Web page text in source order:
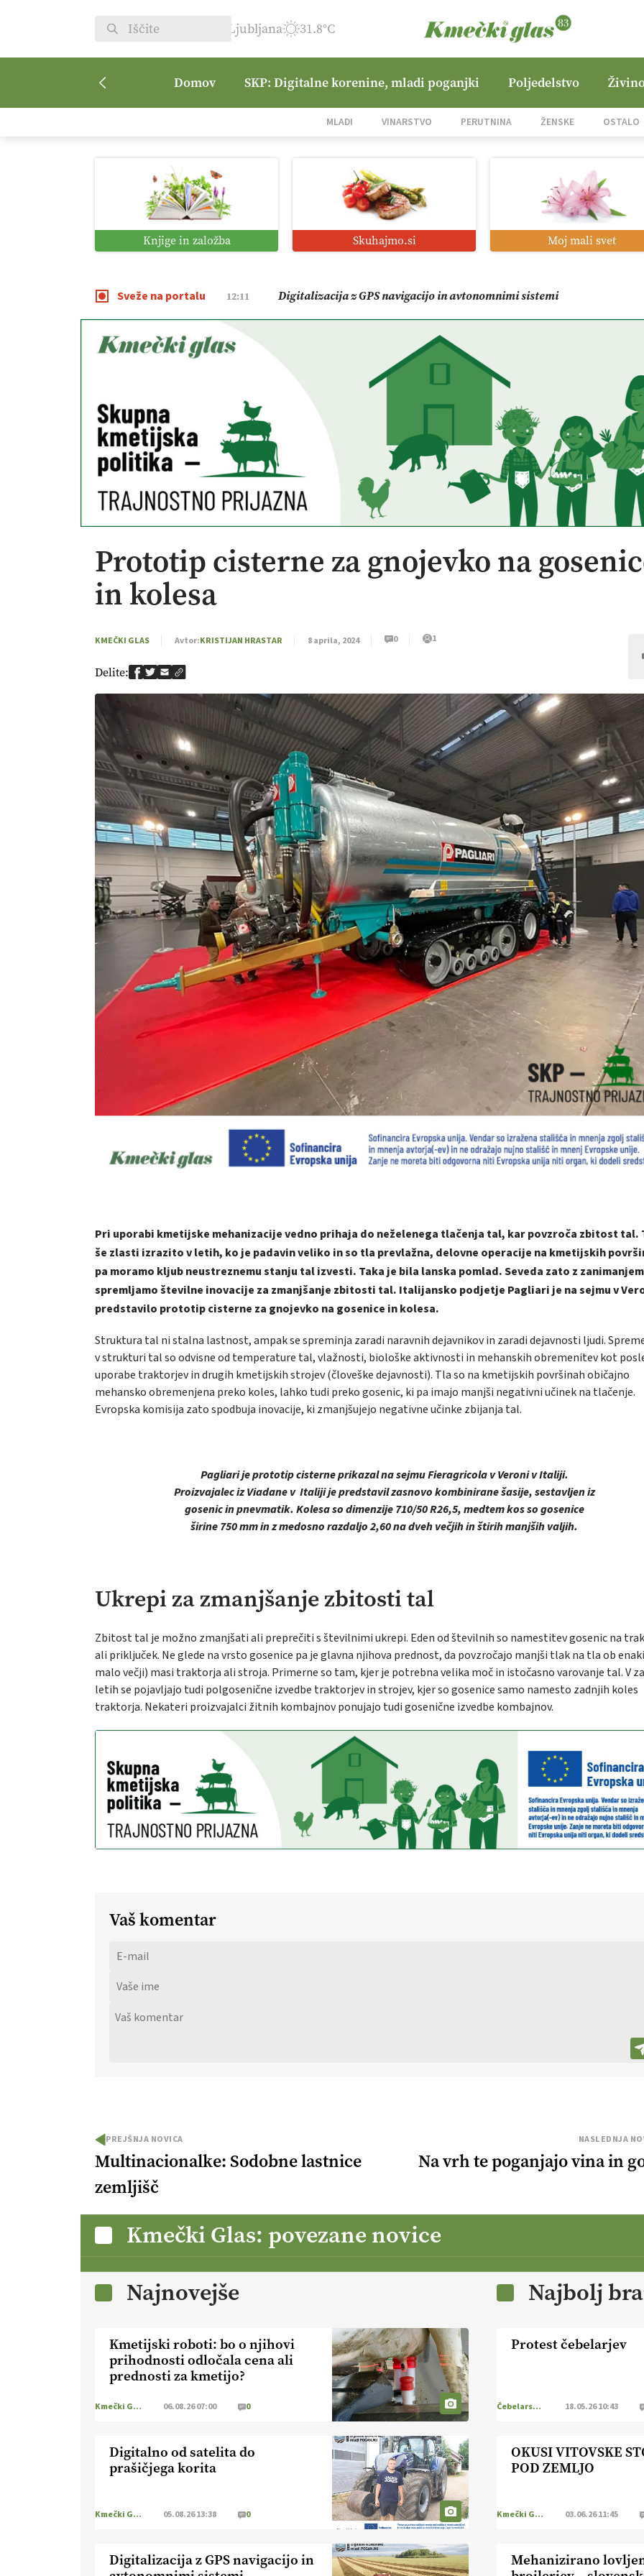
Ljubljana 31.8°C
Domov SKP: Digitalne korenine, mladi poganjki Poljedelstvo
MLADI VINARSTVO PERUTNINA ŽENSKE OSTALO
Knjige in založba Skuhajmo.si Moj mali svet
Sveže na portalu
08:50 Vrt Dvorjane Hills
01:38 Digitalno od satelita do prašičjega korita
12:11 Digitalizacija z GPS navigacijo in avtonomnimi sistemi
09:09 Pomagajmo družini Bregar po uničujočem požaru
Prototip cisterne za gnojevko na
in kolesa
KMEČKI GLAS Avtor:KRISTIJAN HRASTAR 8 aprila, 2024 0 1
Delite:
Pri uporabi kmetijske mehanizacije vedno prihaja do neželenega tlačenja tal, kar povzroča zbitost tal.
še zlasti izrazito v letih, ko je padavin veliko in so tla prevlažna, delovne operacije na kmetijskih
pa moramo kljub neustreznemu stanju tal izvesti. Taka je bila lanska pomlad. Seveda zato z zanimanjem
spremljamo številne inovacije za zmanjšanje zbitosti tal. Italijansko podjetje Pagliari je na sejmu v
predstavilo prototip cisterne za gnojevko na gosenice in kolesa.
Struktura tal ni stalna lastnost, ampak se spreminja zaradi naravnih dejavnikov in zaradi dejavnosti ljudi.
v strukturi tal so odvisne od temperature tal, vlažnosti, biološke aktivnosti in mehanskih obremenitev kot
uporabe traktorjev in drugih kmetijskih strojev (človeške dejavnosti). Tla so na kmetijskih površinah običajno
mehansko obremenjena preko koles, lahko tudi preko gosenic, ki pa imajo manjši negativni učinek na tlačenje.
Evropska komisija zato spodbuja inovacije, ki zmanjšujejo negativne učinke zbijanja tal.
Pagliari je prototip cisterne prikazal na sejmu Fieragricola v Veroni v Italiji.
Proizvajalec iz Viadane v Italiji je predstavil zasnovo kombinirane šasije, sestavljen iz
gosenic in pnevmatik. Kolesa so dimenzije 710/50 R26,5, medtem kos so gosenice
širine 750 mm in z medosno razdaljo 2,60 na dveh večjih in štirih manjših valjih.
Ukrepi za zmanjšanje zbitosti tal
Zbitost tal je možno zmanjšati ali preprečiti s številnimi ukrepi. Eden od številnih so namestitev gosenic na
ali priključek. Ne glede na vrsto gosenice pa je glavna njihova prednost, da povzročajo manjši tlak na tla ob
malo večji) masi traktorja ali stroja. Primerne so tam, kjer je potrebna velika moč in istočasno varovanje tal. V
letih se pojavljajo tudi polgosenične izvedbe traktorjev in strojev, kjer so gosenice samo namesto zadnjih koles
traktorja. Nekateri proizvajalci žitnih kombajnov ponujajo tudi gosenične izvedbe kombajnov.
Vaš komentar
PREJŠNJA NOVICA
Multinacionalke: Sodobne lastnice
zemljišč
NASLEDNJA
Na vrh te poganjajo vina in
Kmečki Glas: povezane novice
Najnovejše
Kmetijski roboti: bo o njihovi
prihodnosti odločala cena ali
prednosti za kmetijo?
Kmečki Glas 06.08.26 07:00 0
Digitalno od satelita do
prašičjega korita
Kmečki Glas 05.08.26 13:38 0
Digitalizacija z GPS navigacijo in
Najbolj
Protest čebelarjev
Čebelarstvo 18.05.26 10:43
OKUSI VITOVSKE
POD ZEMLJO
Kmečki Glas 03.06.26 11:45
Mehanizirano